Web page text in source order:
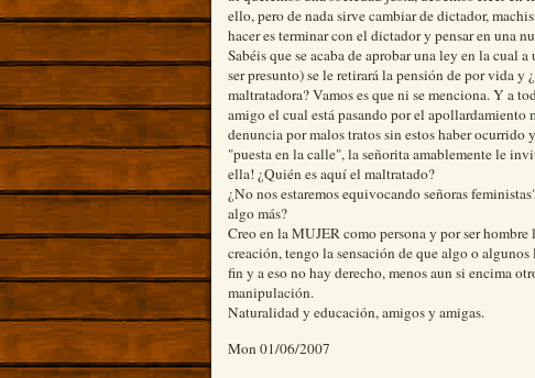
ello, pero de nada sirve cambiar de dictador,
hacer es terminar con el dictador y pensar en una
Sabéis que se acaba de aprobar una ley en la cual
ser presunto) se le retirará la pensión de por vida y
maltratadora? Vamos es que ni se menciona. Y a
amigo el cual está pasando por el apollardamiento
denuncia por malos tratos sin estos haber ocurrido
"puesta en la calle", la señorita amablemente le
ella! ¿Quién es aquí el maltratado?
¿No nos estaremos equivocando señoras
algo más?
Creo en la MUJER como persona y por ser
creación, tengo la sensación de que algo o
fin y a eso no hay derecho, menos aun si encima
manipulación.
Naturalidad y educación, amigos y amigas.
Mon 01/06/2007